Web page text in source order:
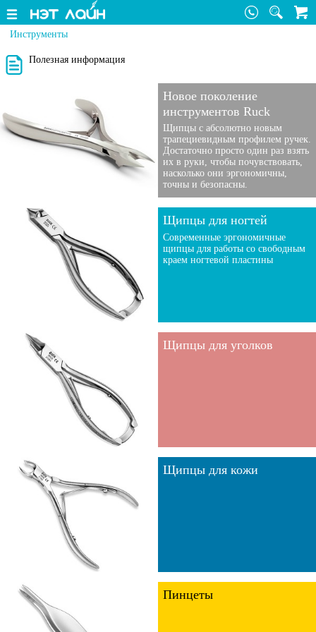
Инструменты
Полезная информация
Новое поколение
инструментов Ruck
Щипцы с абсолютно новым
трапецие­видным профилем ручек.
Достаточно просто один раз взять
их в руки, чтобы почувствовать,
насколько они эргономичны,
точны и безопасны.
Щипцы для ногтей
Современные эргономичные
щипцы для работы со свободным
краем ногтевой пластины
Щипцы для уголков
Щипцы для кожи
Пинцеты